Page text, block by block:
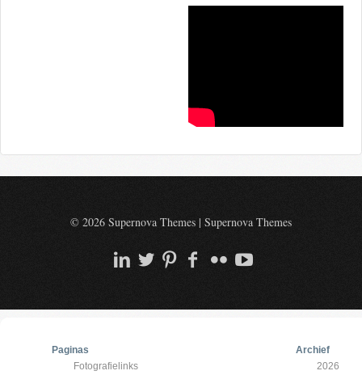
© 2026 Supernova Themes | Supernova Themes
Paginas
Fotografielinks
Archief
2026